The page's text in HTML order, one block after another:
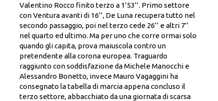
Valentino Rocco finito terzo a 1’53’’. Primo settore
con Ventura avanti di 16’’, De Luna recupera tutto nel
secondo passaggio, poi nel terzo cede 26’’ e altri 7’’
nel quarto ed ultimo. Ma per uno che corre ormai solo
quando gli capita, prova maiuscola contro un
pretendente alla corona europea. Traguardo
raggiunto con soddisfazione da Michele Manocchi e
Alessandro Bonetto, invece Mauro Vagaggini ha
consegnato la tabella di marcia appena concluso il
terzo settore, abbacchiato da una giornata di scarsa